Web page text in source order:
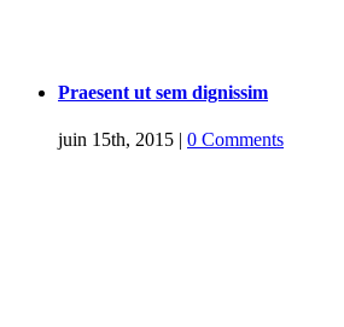
Praesent ut sem dignissim
juin 15th, 2015 | 0 Comments